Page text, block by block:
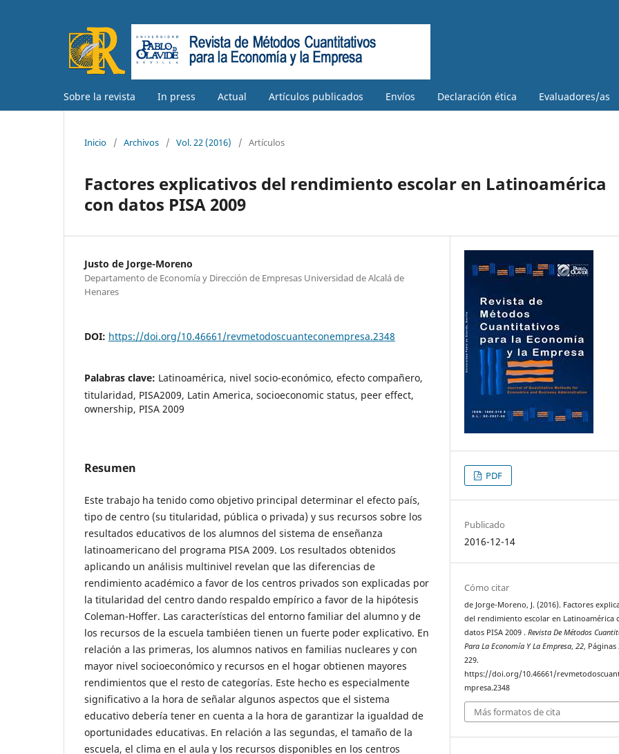
Sobre la revista In press Actual Artículos publicados Envíos Declaración ética Evaluadores/as
Inicio / Archivos / Vol. 22 (2016) / Artículos
Factores explicativos del rendimiento escolar en Latinoamérica
con datos PISA 2009
Justo de Jorge-Moreno
Departamento de Economía y Dirección de Empresas Universidad de Alcalá de
Henares
DOI: https://doi.org/10.46661/revmetodoscuanteconempresa.2348
Palabras clave: Latinoamérica, nivel socio-económico, efecto compañero,
titularidad, PISA2009, Latin America, socioeconomic status, peer effect,
ownership, PISA 2009
Resumen
Este trabajo ha tenido como objetivo principal determinar el efecto país,
tipo de centro (su titularidad, pública o privada) y sus recursos sobre los
resultados educativos de los alumnos del sistema de enseñanza
latinoamericano del programa PISA 2009. Los resultados obtenidos
aplicando un análisis multinivel revelan que las diferencias de
rendimiento académico a favor de los centros privados son explicadas por
la titularidad del centro dando respaldo empírico a favor de la hipótesis
Coleman-Hoffer. Las características del entorno familiar del alumno y de
los recursos de la escuela tambiéen tienen un fuerte poder explicativo. En
relación a las primeras, los alumnos nativos en familias nucleares y con
mayor nivel socioeconómico y recursos en el hogar obtienen mayores
rendimientos que el resto de categorías. Este hecho es especialmente
significativo a la hora de señalar algunos aspectos que el sistema
educativo debería tener en cuenta a la hora de garantizar la igualdad de
oportunidades educativas. En relación a las segundas, el tamaño de la
escuela, el clima en el aula y los recursos disponibles en los centros
PDF
Publicado
2016-12-14
Cómo citar
de Jorge-Moreno, J. (2016). Factores
del rendimiento escolar en Latinoamérica
datos PISA 2009 .Revista De Métodos
Para La Economía Y La Empresa,22, Páginas
229.
https://doi.org/10.46661/
mpresa.2348
Más formatos de cita